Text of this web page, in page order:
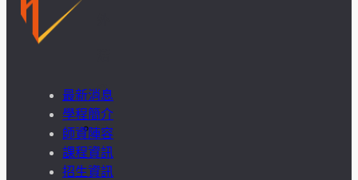
動
訪
談
最新消息
學程簡介
師資陣容
課程資訊
招生資訊